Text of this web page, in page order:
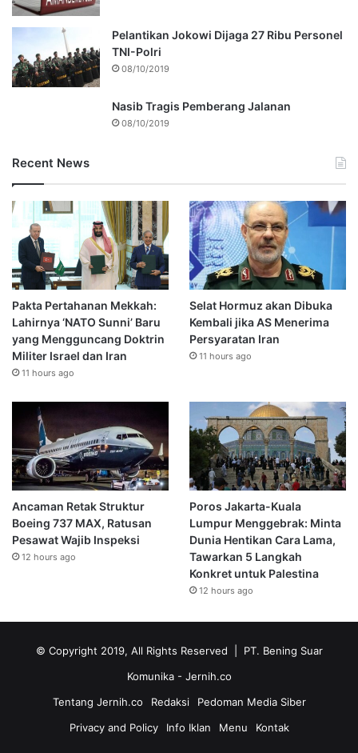
Pelantikan Jokowi Dijaga 27 Ribu Personel
TNI-Polri
08/10/2019
Nasib Tragis Pemberang Jalanan
08/10/2019
Recent News
Pakta Pertahanan Mekkah:
Lahirnya ‘NATO Sunni’ Baru
yang Mengguncang Doktrin
Militer Israel dan Iran
11 hours ago
Selat Hormuz akan Dibuka
Kembali jika AS Menerima
Persyaratan Iran
11 hours ago
Ancaman Retak Struktur
Boeing 737 MAX, Ratusan
Pesawat Wajib Inspeksi
12 hours ago
Poros Jakarta-Kuala
Lumpur Menggebrak: Minta
Dunia Hentikan Cara Lama,
Tawarkan 5 Langkah
Konkret untuk Palestina
12 hours ago
© Copyright 2019, All Rights Reserved | PT. Bening Suar
Komunika - Jernih.co
Tentang Jernih.co
Redaksi
Pedoman Media Siber
Privacy and Policy
Info Iklan Menu Kontak